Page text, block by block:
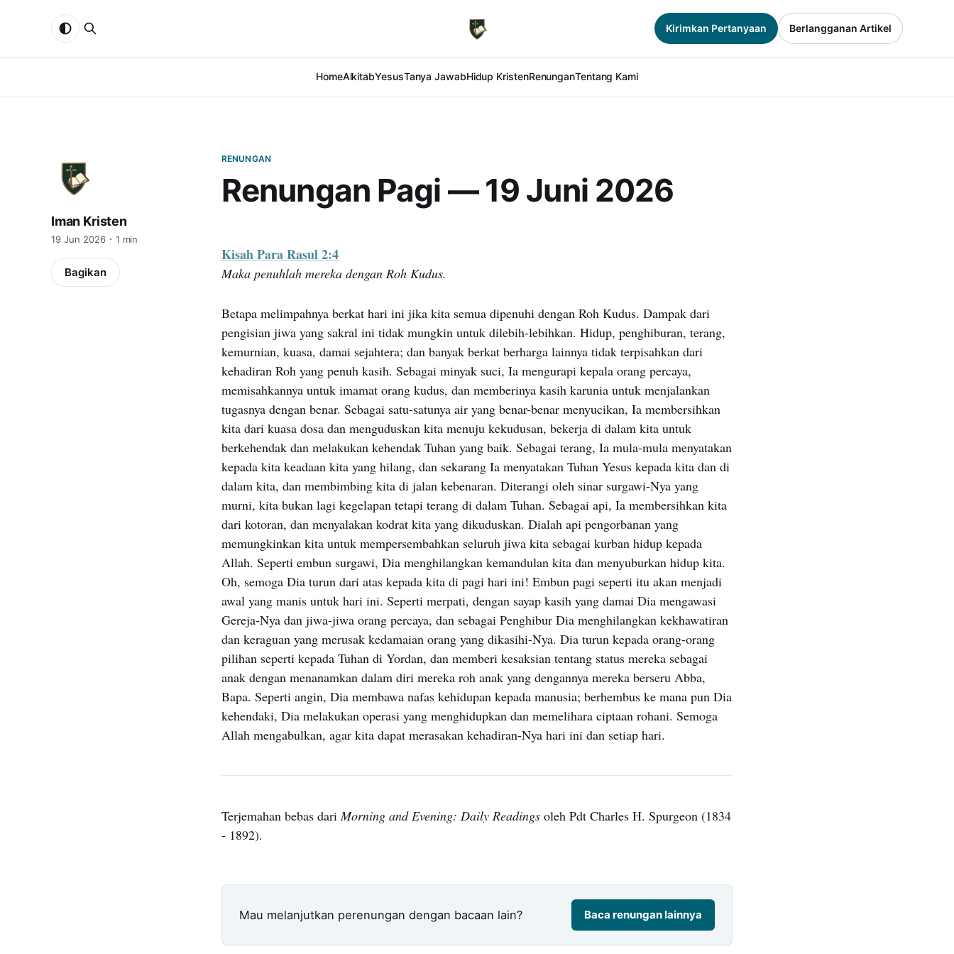
HomeAlkitabYesusTanya JawabHidup KristenRenunganTentang Kami
Kirimkan Pertanyaan Berlangganan Artikel
RENUNGAN
Renungan Pagi — 19 Juni 2026
Iman Kristen
19 Jun 2026 1 min
Bagikan
Kisah Para Rasul 2:4
Maka penuhlah mereka dengan Roh Kudus.
Betapa melimpahnya berkat hari ini jika kita semua dipenuhi dengan Roh Kudus. Dampak dari
pengisian jiwa yang sakral ini tidak mungkin untuk dilebih-lebihkan. Hidup, penghiburan, terang,
kemurnian, kuasa, damai sejahtera; dan banyak berkat berharga lainnya tidak terpisahkan dari
kehadiran Roh yang penuh kasih. Sebagai minyak suci, Ia mengurapi kepala orang percaya,
memisahkannya untuk imamat orang kudus, dan memberinya kasih karunia untuk menjalankan
tugasnya dengan benar. Sebagai satu-satunya air yang benar-benar menyucikan, Ia membersihkan
kita dari kuasa dosa dan menguduskan kita menuju kekudusan, bekerja di dalam kita untuk
berkehendak dan melakukan kehendak Tuhan yang baik. Sebagai terang, Ia mula-mula menyatakan
kepada kita keadaan kita yang hilang, dan sekarang Ia menyatakan Tuhan Yesus kepada kita dan di
dalam kita, dan membimbing kita di jalan kebenaran. Diterangi oleh sinar surgawi-Nya yang
murni, kita bukan lagi kegelapan tetapi terang di dalam Tuhan. Sebagai api, Ia membersihkan kita
dari kotoran, dan menyalakan kodrat kita yang dikuduskan. Dialah api pengorbanan yang
memungkinkan kita untuk mempersembahkan seluruh jiwa kita sebagai kurban hidup kepada
Allah. Seperti embun surgawi, Dia menghilangkan kemandulan kita dan menyuburkan hidup kita.
Oh, semoga Dia turun dari atas kepada kita di pagi hari ini! Embun pagi seperti itu akan menjadi
awal yang manis untuk hari ini. Seperti merpati, dengan sayap kasih yang damai Dia mengawasi
Gereja-Nya dan jiwa-jiwa orang percaya, dan sebagai Penghibur Dia menghilangkan kekhawatiran
dan keraguan yang merusak kedamaian orang yang dikasihi-Nya. Dia turun kepada orang-orang
pilihan seperti kepada Tuhan di Yordan, dan memberi kesaksian tentang status mereka sebagai
anak dengan menanamkan dalam diri mereka roh anak yang dengannya mereka berseru Abba,
Bapa. Seperti angin, Dia membawa nafas kehidupan kepada manusia; berhembus ke mana pun Dia
kehendaki, Dia melakukan operasi yang menghidupkan dan memelihara ciptaan rohani. Semoga
Allah mengabulkan, agar kita dapat merasakan kehadiran-Nya hari ini dan setiap hari.
Terjemahan bebas dariMorning and Evening: Daily Readings oleh Pdt Charles H. Spurgeon (1834
- 1892).
Mau melanjutkan perenungan dengan bacaan lain? Baca renungan lainnya